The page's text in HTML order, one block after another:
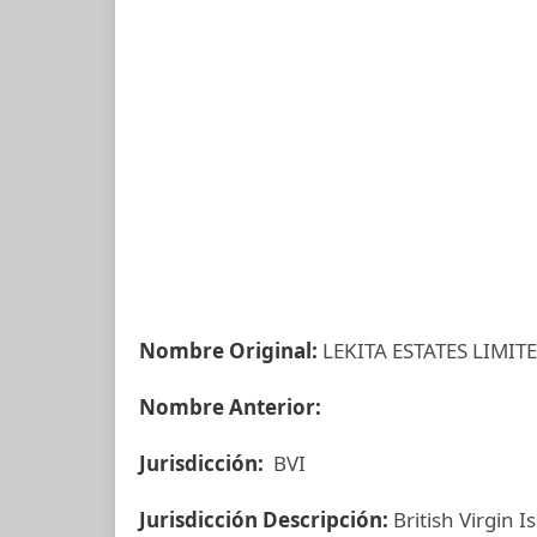
Nombre Original: LEKITA ESTATES
Nombre Anterior:
Jurisdicción: BVI
Jurisdicción Descripción: British Virgin